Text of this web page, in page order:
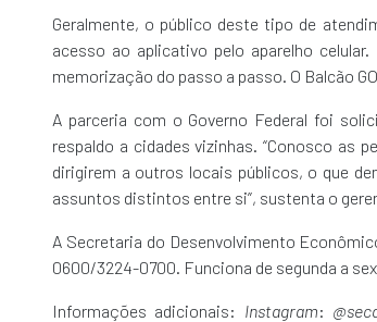
Geralmente, o público deste tipo de
acesso ao aplicativo pelo aparelho
memorização do passo a passo. O Balcão
A parceria com o Governo Federal foi
respaldo a cidades vizinhas. “Conosco as
dirigirem a outros locais públicos, o que
assuntos distintos entre si”, sustenta o
A Secretaria do Desenvolvimento
0600/3224-0700. Funciona de segunda a
Informações adicionais: Instagram: